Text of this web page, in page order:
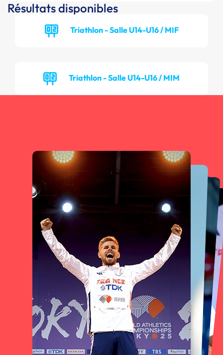
Résultats disponibles
Triathlon - Salle U14-U16 / MIF
Triathlon - Salle U14-U16 / MIM